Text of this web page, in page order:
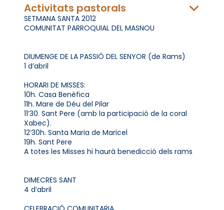
Activitats pastorals
SETMANA SANTA 2012
COMUNITAT PARROQUIAL DEL MASNOU
DIUMENGE DE LA PASSIÓ DEL SENYOR (de Rams)
1 d’abril
HORARI DE MISSES:
10h. Casa Benèfica
11h. Mare de Déu del Pilar
11’30. Sant Pere (amb la participació de la coral
Xabec).
12’30h. Santa Maria de Maricel
19h. Sant Pere
A totes les Misses hi haurà benedicció dels rams
DIMECRES SANT
4 d’abril